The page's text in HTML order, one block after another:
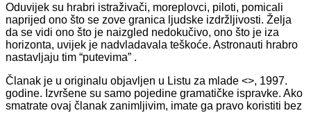
Oduvijek su hrabri istraživači, moreplovci, piloti, pomicali
naprijed ono što se zove granica ljudske izdržljivosti. Želja
da se vidi ono što je naizgled nedokučivo, ono što je iza
horizonta, uvijek je nadvladavala teškoće. Astronauti hrabro
nastavljaju tim “putevima” .
Članak je u originalu objavljen u Listu za mlade <>, 1997.
godine. Izvršene su samo pojedine gramatičke ispravke. Ako
smatrate ovaj članak zanimljivim, imate ga pravo koristiti bez